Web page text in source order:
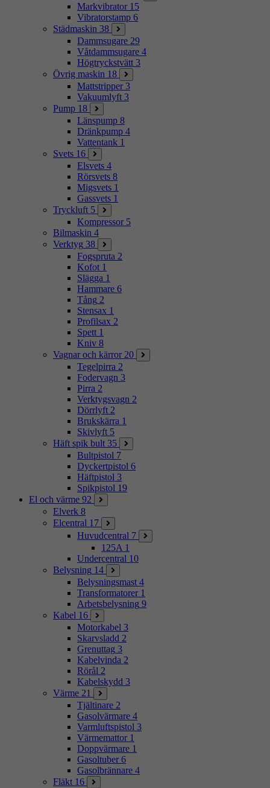
Markvibrator 15
Vibratorstamp 6
Städmaskin 38
Dammsugare 29
Våtdammsugare 4
Högtryckstvätt 3
Övrig maskin 18
Mattstripper 3
Vakuumlyft 3
Pump 18
Länspump 8
Dränkpump 4
Vattentank 1
Svets 16
Elsvets 4
Rörsvets 8
Migsvets 1
Gassvets 1
Tryckluft 5
Kompressor 5
Bilmaskin 4
Verktyg 38
Fogspruta 2
Kofot 1
Slägga 1
Hammare 6
Tång 2
Stensax 1
Profilsax 2
Spett 1
Kniv 8
Vagnar och kärror 20
Tegelpirra 2
Fodervagn 3
Pirra 2
Verktygsvagn 2
Dörrlyft 2
Brukskärra 1
Skivlyft 5
Häft spik bult 35
Bultpistol 7
Dyckertpistol 6
Häftpistol 3
Spikpistol 19
El och värme 92
Elverk 8
Elcentral 17
Huvudcentral 7
125A 1
Undercentral 10
Belysning 14
Belysningsmast 4
Transformatorer 1
Arbetsbelysning 9
Kabel 16
Motorkabel 3
Skarvsladd 2
Grenuttag 3
Kabelvinda 2
Rörål 2
Kabelskydd 3
Värme 21
Tjältinare 2
Gasolvärmare 4
Varmluftspistol 3
Värmemattor 1
Doppvärmare 1
Gasoltuber 6
Gasolbrännare 4
Fläkt 16